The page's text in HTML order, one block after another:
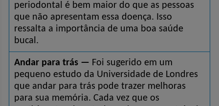
periodontal é bem maior do que as pessoas
que não apresentam essa doença. Isso
ressalta a importância de uma boa saúde
bucal.
Andar para trás — Foi sugerido em um
pequeno estudo da Universidade de Londres
que andar para trás pode trazer melhoras
para sua memória. Cada vez que os